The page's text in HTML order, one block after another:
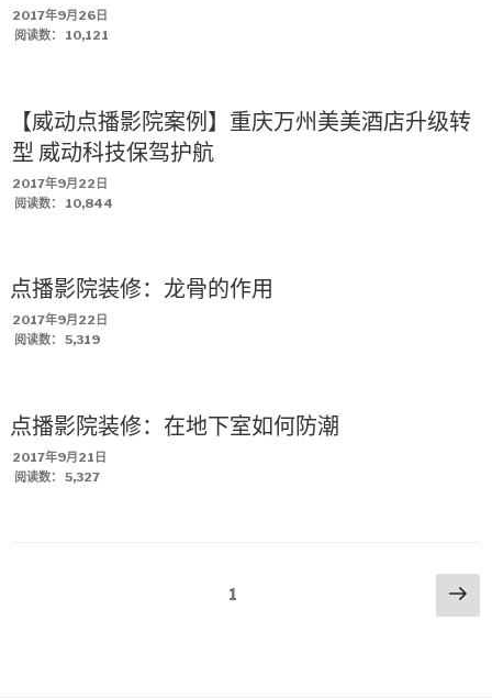
发
布
2017年9月26日
阅读数： 10,121
【威动点播影院案例】重庆万州美美酒店升级转
型 威动科技保驾护航
发
布
2017年9月22日
阅读数： 10,844
点播影院装修：龙骨的作用
发
布
2017年9月22日
阅读数：5,319
点播影院装修：在地下室如何防潮
发
布
2017年9月21日
阅读数：5,327
1
下
一